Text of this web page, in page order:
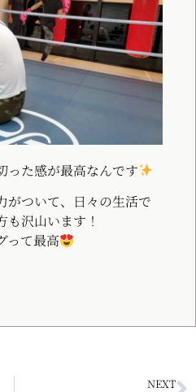
った感が最高なんです
がついて、日々の生活で
沢山います！
って最高
NEXT